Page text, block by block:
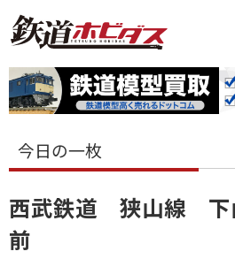
今日の一枚
西武鉄道 狭山線 下
前